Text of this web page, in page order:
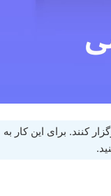
کنند. برای این کار به